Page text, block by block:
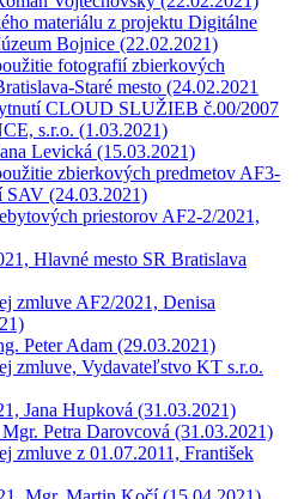
materiálu z projektu Digitálne
Bojnice (22.02.2021)
fotografií zbierkových
Staré mesto (24.02.2021
CLOUD SLUŽIEB č.00/2007
s.r.o. (1.03.2021)
Levická (15.03.2021)
zbierkových predmetov AF3-
SAV (24.03.2021)
priestorov AF2-2/2021,
Hlavné mesto SR Bratislava
zmluve AF2/2021, Denisa
Peter Adam (29.03.2021)
zmluve, Vydavateľstvo KT s.r.o.
Jana Hupková (31.03.2021)
Petra Darovcová (31.03.2021)
zmluve z 01.07.2011, František